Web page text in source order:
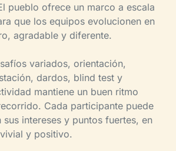
pueblo ofrece un marco a escala
que los equipos evolucionen en
agradable y diferente.
variados, orientación,
dardos, blind test y
mantiene un buen ritmo
Cada participante puede
sus intereses y puntos fuertes, en
y positivo.